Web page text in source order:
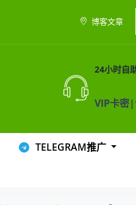
博客文章
24小时自
VIP卡密
TELEGRAM推广